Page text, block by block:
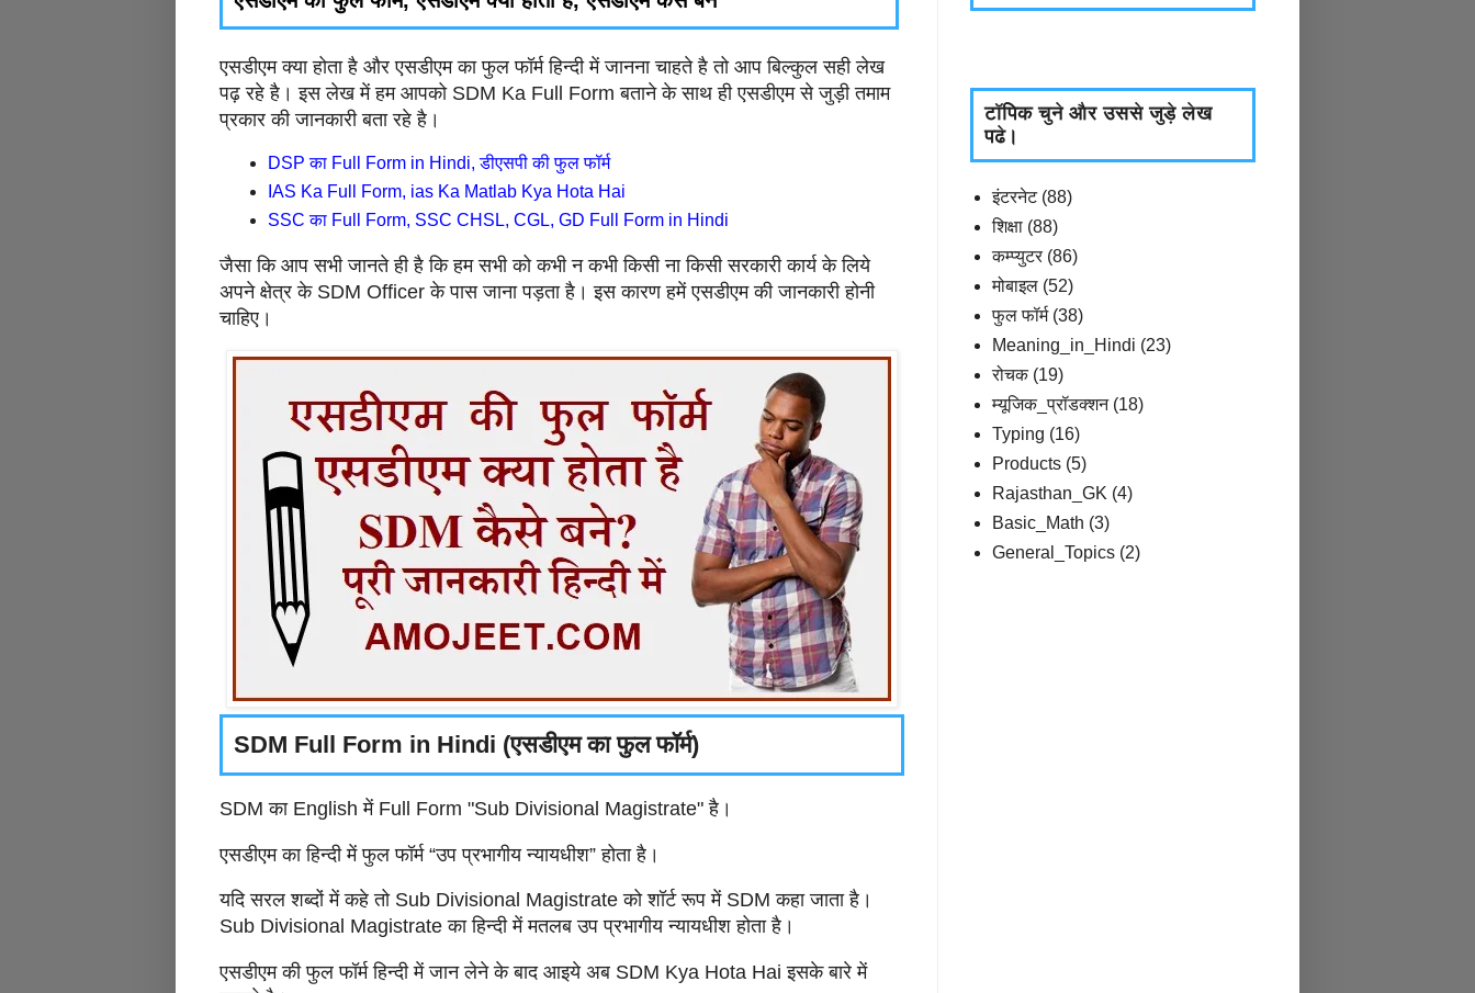
एसडीएम क्या होता है और एसडीएम का फुल फॉर्म हिन्दी में जानना चाहते है तो आप बिल्कुल सही लेख
पढ़ रहे है। इस लेख में हम आपको SDM Ka Full Form बताने के साथ ही एसडीएम से जुड़ी तमाम
प्रकार की जानकारी बता रहे है।
DSP का Full Form in Hindi, डीएसपी की फुल फॉर्म
IAS Ka Full Form, ias Ka Matlab Kya Hota Hai
SSC का Full Form, SSC CHSL, CGL, GD Full Form in Hindi
जैसा कि आप सभी जानते ही है कि हम सभी को कभी न कभी किसी ना किसी सरकारी कार्य के लिये
अपने क्षेत्र के SDM Officer के पास जाना पड़ता है। इस कारण हमें एसडीएम की जानकारी होनी
चाहिए।
SDM Full Form in Hindi (एसडीएम का फुल फॉर्म)
SDM का English में Full Form "Sub Divisional Magistrate" है।
एसडीएम का हिन्दी में फुल फॉर्म “उप प्रभागीय न्यायधीश” होता है।
यदि सरल शब्दों में कहे तो Sub Divisional Magistrate को शॉर्ट रूप में SDM कहा जाता है।
Sub Divisional Magistrate का हिन्दी में मतलब उप प्रभागीय न्यायधीश होता है।
एसडीएम की फुल फॉर्म हिन्दी में जान लेने के बाद आइये अब SDM Kya Hota Hai इसके बारे में
टॉपिक चुने और उससे जुड़े लेख
पढे।
इंटरनेट (88)
शिक्षा (88)
कम्प्युटर (86)
मोबाइल (52)
फुल फॉर्म (38)
Meaning_in_Hindi (23)
रोचक (19)
म्यूजिक_प्रॉडक्शन (18)
Typing (16)
Products (5)
Rajasthan_GK (4)
Basic_Math (3)
General_Topics (2)